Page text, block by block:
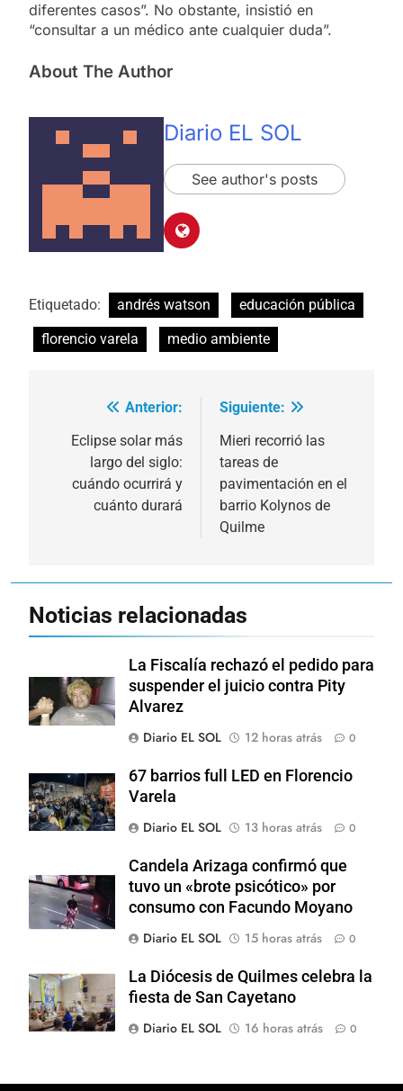
diferentes casos”. No obstante, insistió en
“consultar a un médico ante cualquier duda”.
About The Author
Diario EL SOL
See author's posts
Etiquetado: andrés watson
educación pública
florencio varela
medio ambiente
Navegación
entradas
Anterior:
Eclipse solar más
largo del siglo:
cuándo ocurrirá y
cuánto durará
Siguiente:
Mieri recorrió las
tareas de
pavimentación en el
barrio Kolynos de
Quilme
Noticias relacionadas
La Fiscalía rechazó el pedido para
suspender el juicio contra Pity
Alvarez
Diario EL SOL
12 horas atrás 0
67 barrios full LED en Florencio
Varela
Diario EL SOL
13 horas atrás 0
Candela Arizaga confirmó que
tuvo un «brote psicótico» por
consumo con Facundo Moyano
Diario EL SOL
15 horas atrás 0
La Diócesis de Quilmes celebra la
fiesta de San Cayetano
Diario EL SOL
16 horas atrás 0